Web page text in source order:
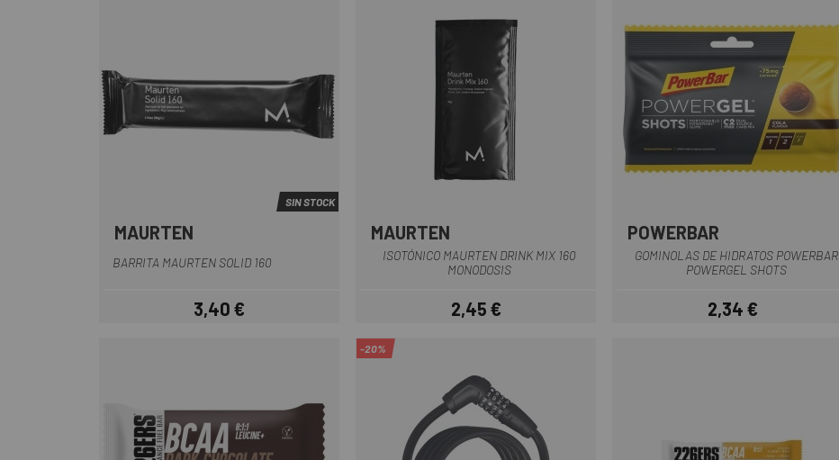
SIN STOCK
MAURTEN
BARRITA MAURTEN SOLID 160
Precio
3,40 €
MAURTEN
ISOTÓNICO MAURTEN DRINK MIX 160
MONODOSIS
Precio
2,45 €
POWERBAR
GOMINOLAS DE HIDRATOS POWERBAR
POWERGEL SHOTS
Precio
2,34 €
-20%